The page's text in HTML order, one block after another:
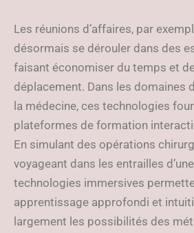
Les réunions d’affaires, par
désormais se dérouler dans des
faisant économiser du temps et
déplacement. Dans les domaines
la médecine, ces technologies
plateformes de formation
En simulant des opérations
voyageant dans les entrailles
technologies immersives
apprentissage approfondi et
largement les possibilités des